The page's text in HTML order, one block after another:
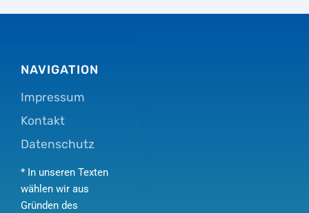
NAVIGATION
Impressum
Kontakt
Datenschutz
* In unseren Texten
wählen wir aus
Gründen des